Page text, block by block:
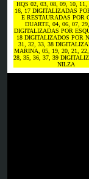
HQS 02, 03, 08, 09, 10, 11,
16, 17 DIGITALIZADAS
E RESTAURADAS POR
DUARTE, 04, 06, 07,
DIGITALIZADAS POR
18 DIGITALIZADOS POR
31, 32, 33, 38
MARINA, 05, 19, 20, 21, 22,
28, 35, 36, 37, 39
NILZA